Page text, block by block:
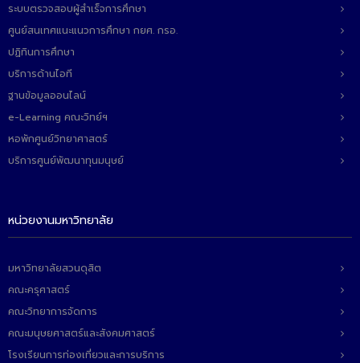
ระบบตรวจสอบผู้สำเร็จการศึกษา
ศูนย์สนเทศแนะแนวการศึกษา กยศ. กรอ.
ปฏิทินการศึกษา
บริการด้านไอที
ฐานข้อมูลออนไลน์
e-Learning คณะวิทย์ฯ
หอพักศูนย์วิทยาศาสตร์
บริการศูนย์พัฒนาทุนมนุษย์
หน่วยงานมหาวิทยาลัย
มหาวิทยาลัยสวนดุสิต
คณะครุศาสตร์
คณะวิทยาการจัดการ
คณะมนุษยศาสตร์และสังคมศาสตร์
โรงเรียนการท่องเที่ยวและการบริการ